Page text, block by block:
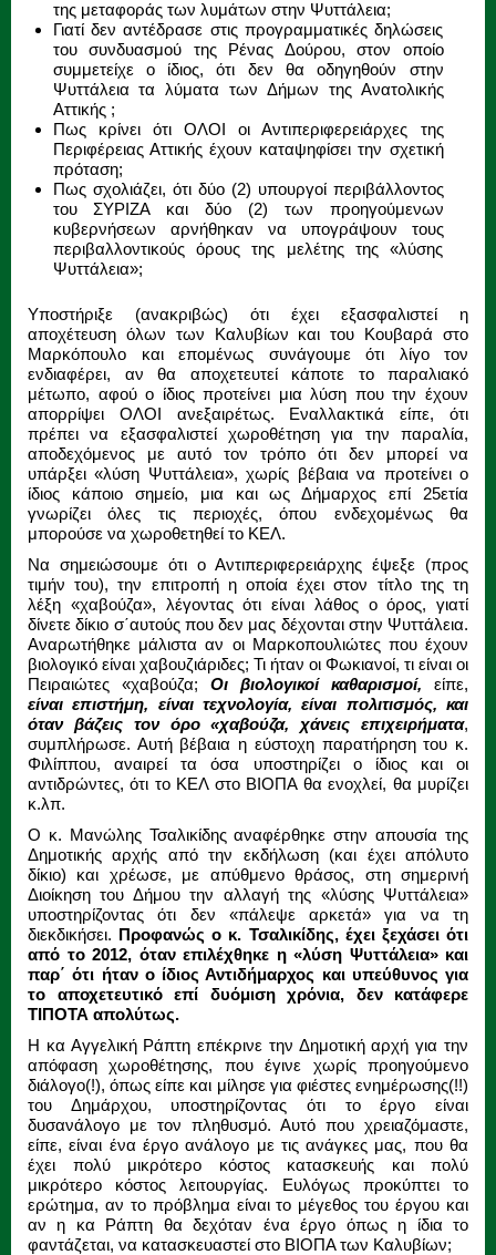
της μεταφοράς των λυμάτων στην Ψυττάλεια;
Γιατί δεν αντέδρασε στις προγραμματικές δηλώσεις
του συνδυασμού της Ρένας Δούρου, στον οποίο
συμμετείχε ο ίδιος, ότι δεν θα οδηγηθούν στην
Ψυττάλεια τα λύματα των Δήμων της Ανατολικής
Αττικής ;
Πως κρίνει ότι ΟΛΟΙ οι Αντιπεριφερειάρχες της
Περιφέρειας Αττικής έχουν καταψηφίσει την σχετική
πρόταση;
Πως σχολιάζει, ότι δύο (2) υπουργοί περιβάλλοντος
του ΣΥΡΙΖΑ και δύο (2) των προηγούμενων
κυβερνήσεων αρνήθηκαν να υπογράψουν τους
περιβαλλοντικούς όρους της μελέτης της «λύσης
Ψυττάλεια»;
Υποστήριξε (ανακριβώς) ότι έχει εξασφαλιστεί η
αποχέτευση όλων των Καλυβίων και του Κουβαρά στο
Μαρκόπουλο και επομένως συνάγουμε ότι λίγο τον
ενδιαφέρει, αν θα αποχετευτεί κάποτε το παραλιακό
μέτωπο, αφού ο ίδιος προτείνει μια λύση που την έχουν
απορρίψει ΟΛΟΙ ανεξαιρέτως. Εναλλακτικά είπε, ότι
πρέπει να εξασφαλιστεί χωροθέτηση για την παραλία,
αποδεχόμενος με αυτό τον τρόπο ότι δεν μπορεί να
υπάρξει «λύση Ψυττάλεια», χωρίς βέβαια να προτείνει ο
ίδιος κάποιο σημείο, μια και ως Δήμαρχος επί 25ετία
γνωρίζει όλες τις περιοχές, όπου ενδεχομένως θα
μπορούσε να χωροθετηθεί το ΚΕΛ.
Να σημειώσουμε ότι ο Αντιπεριφερειάρχης έψεξε (προς
τιμήν του), την επιτροπή η οποία έχει στον τίτλο της τη
λέξη «χαβούζα», λέγοντας ότι είναι λάθος ο όρος, γιατί
δίνετε δίκιο σ΄αυτούς που δεν μας δέχονται στην Ψυττάλεια.
Αναρωτήθηκε μάλιστα αν οι Μαρκοπουλιώτες που έχουν
βιολογικό είναι χαβουζιάριδες; Τι ήταν οι Φωκιανοί, τι είναι οι
Πειραιώτες «χαβούζα; Οι βιολογικοί καθαρισμοί, είπε,
είναι επιστήμη, είναι τεχνολογία, είναι πολιτισμός, και
όταν βάζεις τον όρο «χαβούζα, χάνεις επιχειρήματα,
συμπλήρωσε. Αυτή βέβαια η εύστοχη παρατήρηση του κ.
Φιλίππου, αναιρεί τα όσα υποστηρίζει ο ίδιος και οι
αντιδρώντες, ότι το ΚΕΛ στο ΒΙΟΠΑ θα ενοχλεί, θα μυρίζει
κ.λπ.
Ο κ. Μανώλης Τσαλικίδης αναφέρθηκε στην απουσία της
Δημοτικής αρχής από την εκδήλωση (και έχει απόλυτο
δίκιο) και χρέωσε, με απύθμενο θράσος, στη σημερινή
Διοίκηση του Δήμου την αλλαγή της «λύσης Ψυττάλεια»
υποστηρίζοντας ότι δεν «πάλεψε αρκετά» για να τη
διεκδικήσει. Προφανώς ο κ. Τσαλικίδης, έχει ξεχάσει ότι
από το 2012, όταν επιλέχθηκε η «λύση Ψυττάλεια» και
παρ΄ ότι ήταν ο ίδιος Αντιδήμαρχος και υπεύθυνος για
το αποχετευτικό επί δυόμιση χρόνια, δεν κατάφερε
ΤΙΠΟΤΑ απολύτως.
Η κα Αγγελική Ράπτη επέκρινε την Δημοτική αρχή για την
απόφαση χωροθέτησης, που έγινε χωρίς προηγούμενο
διάλογο(!), όπως είπε και μίλησε για φιέστες ενημέρωσης(!!)
του Δημάρχου, υποστηρίζοντας ότι το έργο είναι
δυσανάλογο με τον πληθυσμό. Αυτό που χρειαζόμαστε,
είπε, είναι ένα έργο ανάλογο με τις ανάγκες μας, που θα
έχει πολύ μικρότερο κόστος κατασκευής και πολύ
μικρότερο κόστος λειτουργίας. Ευλόγως προκύπτει το
ερώτημα, αν το πρόβλημα είναι το μέγεθος του έργου και
αν η κα Ράπτη θα δεχόταν ένα έργο όπως η ίδια το
φαντάζεται, να κατασκευαστεί στο ΒΙΟΠΑ των Καλυβίων;